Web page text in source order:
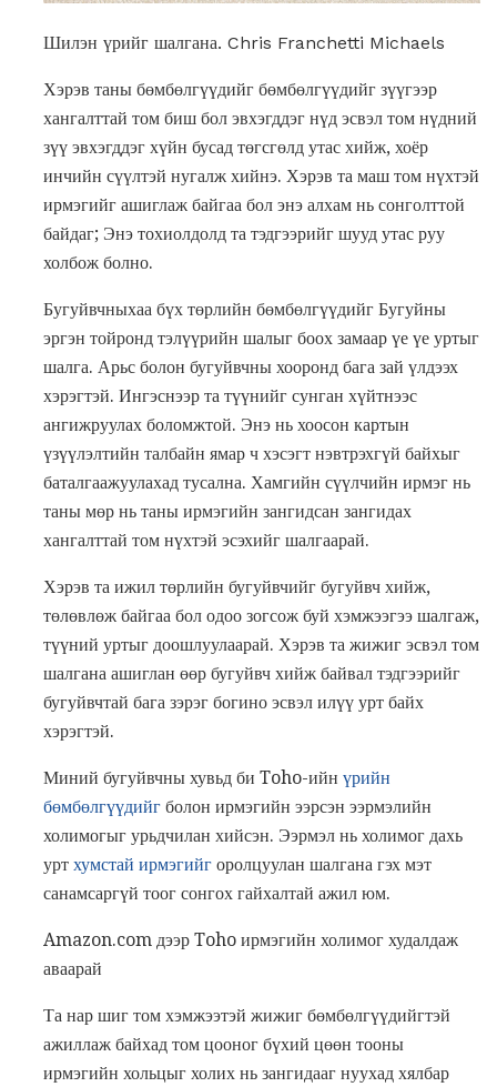
Шилэн үрийг шалгана. Chris Franchetti Michaels
Хэрэв таны бөмбөлгүүдийг бөмбөлгүүдийг зүүгээр
хангалттай том биш бол эвхэгддэг нүд эсвэл том нүдний
зүү эвхэгддэг хүйн ​​бусад төгсгөлд утас хийж, хоёр
инчийн сүүлтэй нугалж хийнэ. Хэрэв та маш том нүхтэй
ирмэгийг ашиглаж байгаа бол энэ алхам нь сонголттой
байдаг; Энэ тохиолдолд та тэдгээрийг шууд утас руу
холбож болно.
Бугуйвчныхаа бүх төрлийн бөмбөлгүүдийг Бугуйны
эргэн тойронд тэлүүрийн шалыг боох замаар үе үе уртыг
шалга. Арьс болон бугуйвчны хооронд бага зай үлдээх
хэрэгтэй. Ингэснээр та түүнийг сунган хүйтнээс
ангижруулах боломжтой. Энэ нь хоосон картын
үзүүлэлтийн талбайн ямар ч хэсэгт нэвтрэхгүй байхыг
баталгаажуулахад тусална. Хамгийн сүүлчийн ирмэг нь
таны мөр нь таны ирмэгийн зангидсан зангидах
хангалттай том нүхтэй эсэхийг шалгаарай.
Хэрэв та ижил төрлийн бугуйвчийг бугуйвч хийж,
төлөвлөж байгаа бол одоо зогсож буй хэмжээгээ шалгаж,
түүний уртыг доошлуулаарай. Хэрэв та жижиг эсвэл том
шалгана ашиглан өөр бугуйвч хийж байвал тэдгээрийг
бугуйвчтай бага зэрэг богино эсвэл илүү урт байх
хэрэгтэй.
Миний бугуйвчны хувьд би Toho-ийн үрийн
бөмбөлгүүдийг болон ирмэгийн ээрсэн ээрмэлийн
холимогыг урьдчилан хийсэн. Ээрмэл нь холимог дахь
урт хумстай ирмэгийг оролцуулан шалгана гэх мэт
санамсаргүй тоог сонгох гайхалтай ажил юм.
Amazon.com дээр Toho ирмэгийн холимог худалдаж
аваарай
Та нар шиг том хэмжээтэй жижиг бөмбөлгүүдийгтэй
ажиллаж байхад том цооног бүхий цөөн тооны
ирмэгийн хольцыг холих нь зангидааг нуухад хялбар